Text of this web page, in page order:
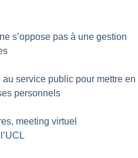
s’oppose pas à une gestion
service public pour mettre en
personnels
meeting virtuel